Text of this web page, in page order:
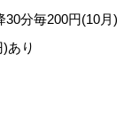
30分毎200円(10月)
あり